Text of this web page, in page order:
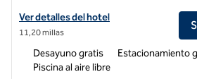
Ver detalles del hotel para Home2 Suites
Ver detalles del hotel
11,20 millas
Desayuno gratis
Estacionamiento
Piscina al aire libre